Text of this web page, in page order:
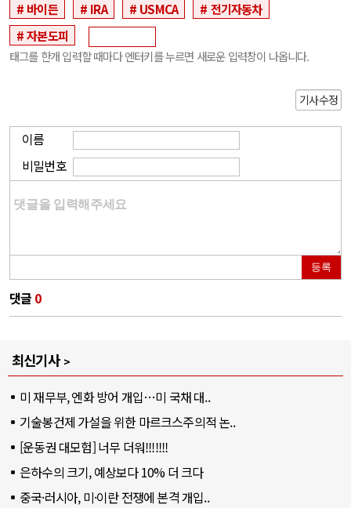
바이든 IRA USMCA
전기자동차
자본도피
태그를 한개 입력할 때마다 엔터키를 누르면 새로운 입력창이 나옵니다.
기사수정
이름
비밀번호
등록
댓글 0
최신기사
미 재무부, 엔화 방어 개입…미 국채 대..
기술봉건제 가설을 위한 마르크스주의적 논..
[운동권 대모험] 너무 더워!!!!!!!
은하수의 크기, 예상보다 10% 더 크다
중국·러시아, 미·이란 전쟁에 본격 개입..